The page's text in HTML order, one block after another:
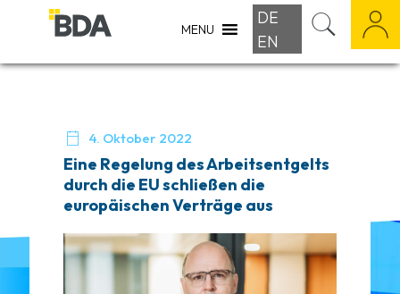
MENU
DE
EN
 4. Oktober 2022
Eine Regelung des Arbeitsentgelts
durch die EU schließen die
europäischen Verträge aus